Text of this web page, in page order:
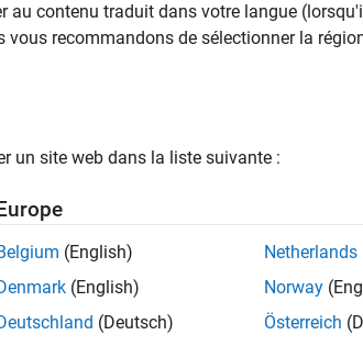
PAR Support avancé Infrastructure et architecture
de poste n’ont pas toutes été
de votre région.
au contenu traduit dans votre langue
vous recommandons de sélectionner la
un site web dans la liste suivante :
(English)
(English)
(Deutsch)
Netherlands
Norway
Österreich